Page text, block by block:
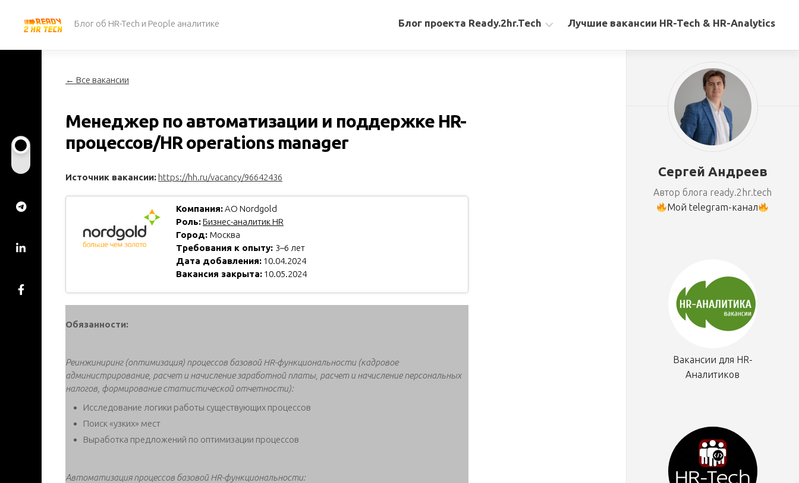
содержанию
Блог об HR-Tech и People аналитике Блог проекта Ready.2hr.Tech
Авторские
Лучшие вакансии HR-Tech & HR-Analytics
← Все вакансии
Менеджер по автоматизации и поддержке HR-
процессов/HR operations manager
Источник вакансии: https://hh.ru/vacancy/96642436
Компания:АО Nordgold
Роль:Бизнес-аналитик HR
Город: Москва
Требования к опыту: 3–6 лет
Дата добавления: 10.04.2024
Вакансия закрыта: 10.05.2024
Обязанности:
Реинжиниринг (оптимизация) процессов базовой HR-функциональности (кадровое
администрирование, расчет и начисление заработной платы, расчет и начисление персональных
налогов, формирование статистической отчетности):
Исследование логики работы существующих процессов
Поиск «узких» мест
Выработка предложений по оптимизации процессов
Автоматизация процессов базовой HR-функциональности:
Сергей Андреев
Автор блога ready.2hr.tech
Мой telegram-канал
Вакансии для HR-
Аналитиков